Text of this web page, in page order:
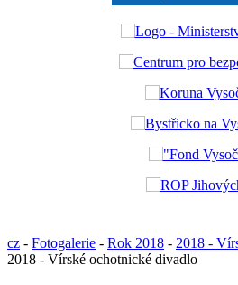
cz - Fotogalerie - Rok 2018 - 2018 -
2018 - Vírské ochotnické divadlo